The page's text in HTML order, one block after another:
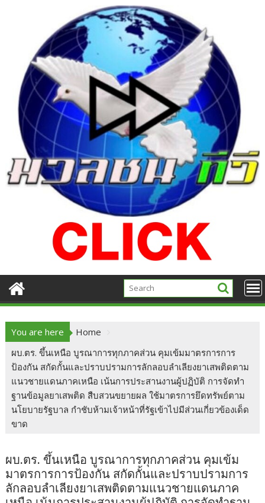
You are here
Home
ผบ.ตร. ขึ้นเหนือ บูรณาการทุกภาคส่วน คุมเข้มมาตรการการ
ป้องกัน สกัดกั้นและปราบปรามการลักลอบลำเลียงยาเสพติดตาม
แนวชายแดนภาคเหนือ เน้นการประสานงานผู้ปฏิบัติ การจัดทำ
ฐานข้อมูลยาเสพติด สืบสวนขยายผล ใช้มาตรการยึดทรัพย์ตาม
นโยบายรัฐบาล กำชับห้ามเจ้าหน้าที่รัฐเข้าไปมีส่วนเกี่ยวข้องเด็ด
ขาด
ผบ.ตร. ขึ้นเหนือ บูรณาการทุกภาคส่วน คุมเข้ม
มาตรการการป้องกัน สกัดกั้นและปราบปรามการ
ลักลอบลำเลียงยาเสพติดตามแนวชายแดนภาค